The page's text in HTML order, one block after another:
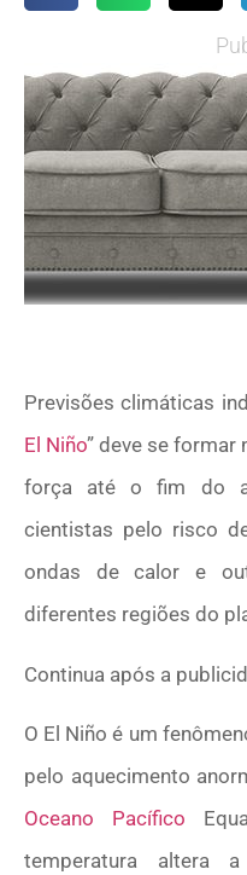
Previsões climáticas
El Niño” deve se formar
força até o fim do
cientistas pelo risco
ondas de calor e
diferentes regiões do
Continua após a
O El Niño é um
pelo aquecimento
Oceano Pacífico
temperatura altera